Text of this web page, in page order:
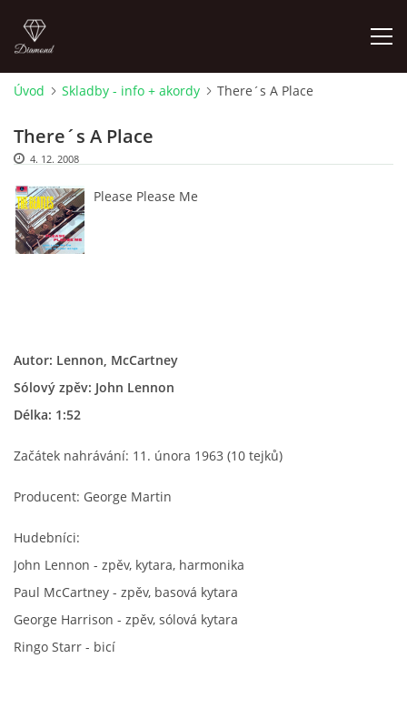
ÚVOD
HISTORIE - JAK TO ZAČALO
HISTORIE - KONEC LEGENDY
NÁSTROJE - LENNON
Úvod Skladby - info + akordy There´s A Place
There´s A Place
4. 12. 2008
Please Please Me
Autor: Lennon, McCartney
Sólový zpěv: John Lennon
Délka: 1:52
Začátek nahrávání: 11. února 1963 (10 tejků)
Producent: George Martin
Hudebníci:
John Lennon - zpěv, kytara, harmonika
Paul McCartney - zpěv, basová kytara
George Harrison - zpěv, sólová kytara
Ringo Starr - bicí